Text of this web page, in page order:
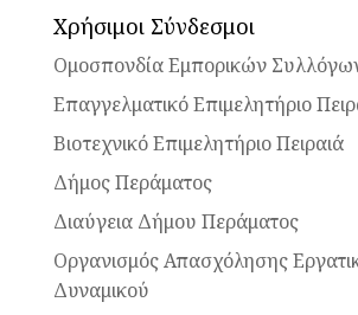
Χρήσιμοι Σύνδεσμοι
Ομοσπονδία Εμπορικών
Επαγγελματικό Επιμελητήριο
Βιοτεχνικό Επιμελητήριο Πειραιά
Δήμος Περάματος
Διαύγεια Δήμου Περάματος
Οργανισμός Απασχόλησης
Δυναμικού